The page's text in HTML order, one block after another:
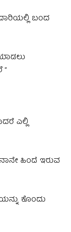
ದಾರಿಯಲ್ಲಿ ಬಂದ
ಎಲ್ಲಿ
ನಾನೇ ಹಿಂದೆ ಇರುವ
ಕೊಂದು